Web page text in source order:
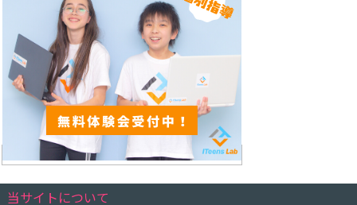
当サイトについて